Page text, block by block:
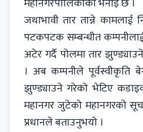
जथाभावी तार तान्ने कामलाई
पटकपटक सम्बन्धीत
अटेर गर्दै पोलमा तार
। अब कम्पनीले पूर्वस्वीकृति
झुण्ड्याउने गरेको भेटिए
महानगर जुटेको महानगरको
प्रधानले बताउनुभयो ।